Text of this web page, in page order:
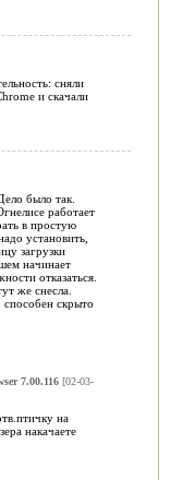
сняли
и скачали
было так.
работает
в простую
установить,
загрузки
начинает
отказаться.
же снесла.
скрыто
7.00.116[02-03-
на
накачаете